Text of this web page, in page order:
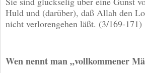
Huld und (darüber), daß Allah den
nicht verlorengehen läßt. (3/169-171)
Wen nennt man „vollkommener